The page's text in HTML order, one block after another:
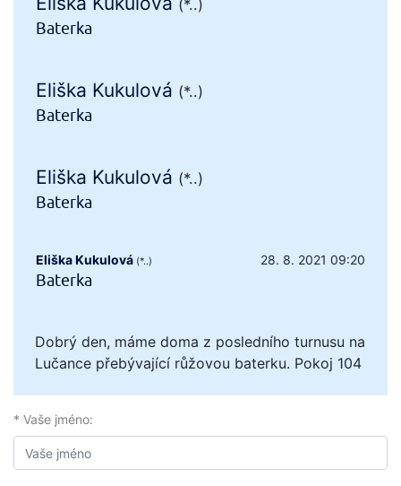
(*..)
Baterka
Eliška Kukulová (*..)
Baterka
Eliška Kukulová (*..)
Baterka
Eliška Kukulová (*..) 28. 8. 2021 09:20
Baterka
Dobrý den, máme doma z posledního turnusu na
Lučance přebývající růžovou baterku. Pokoj 104
* Vaše jméno: